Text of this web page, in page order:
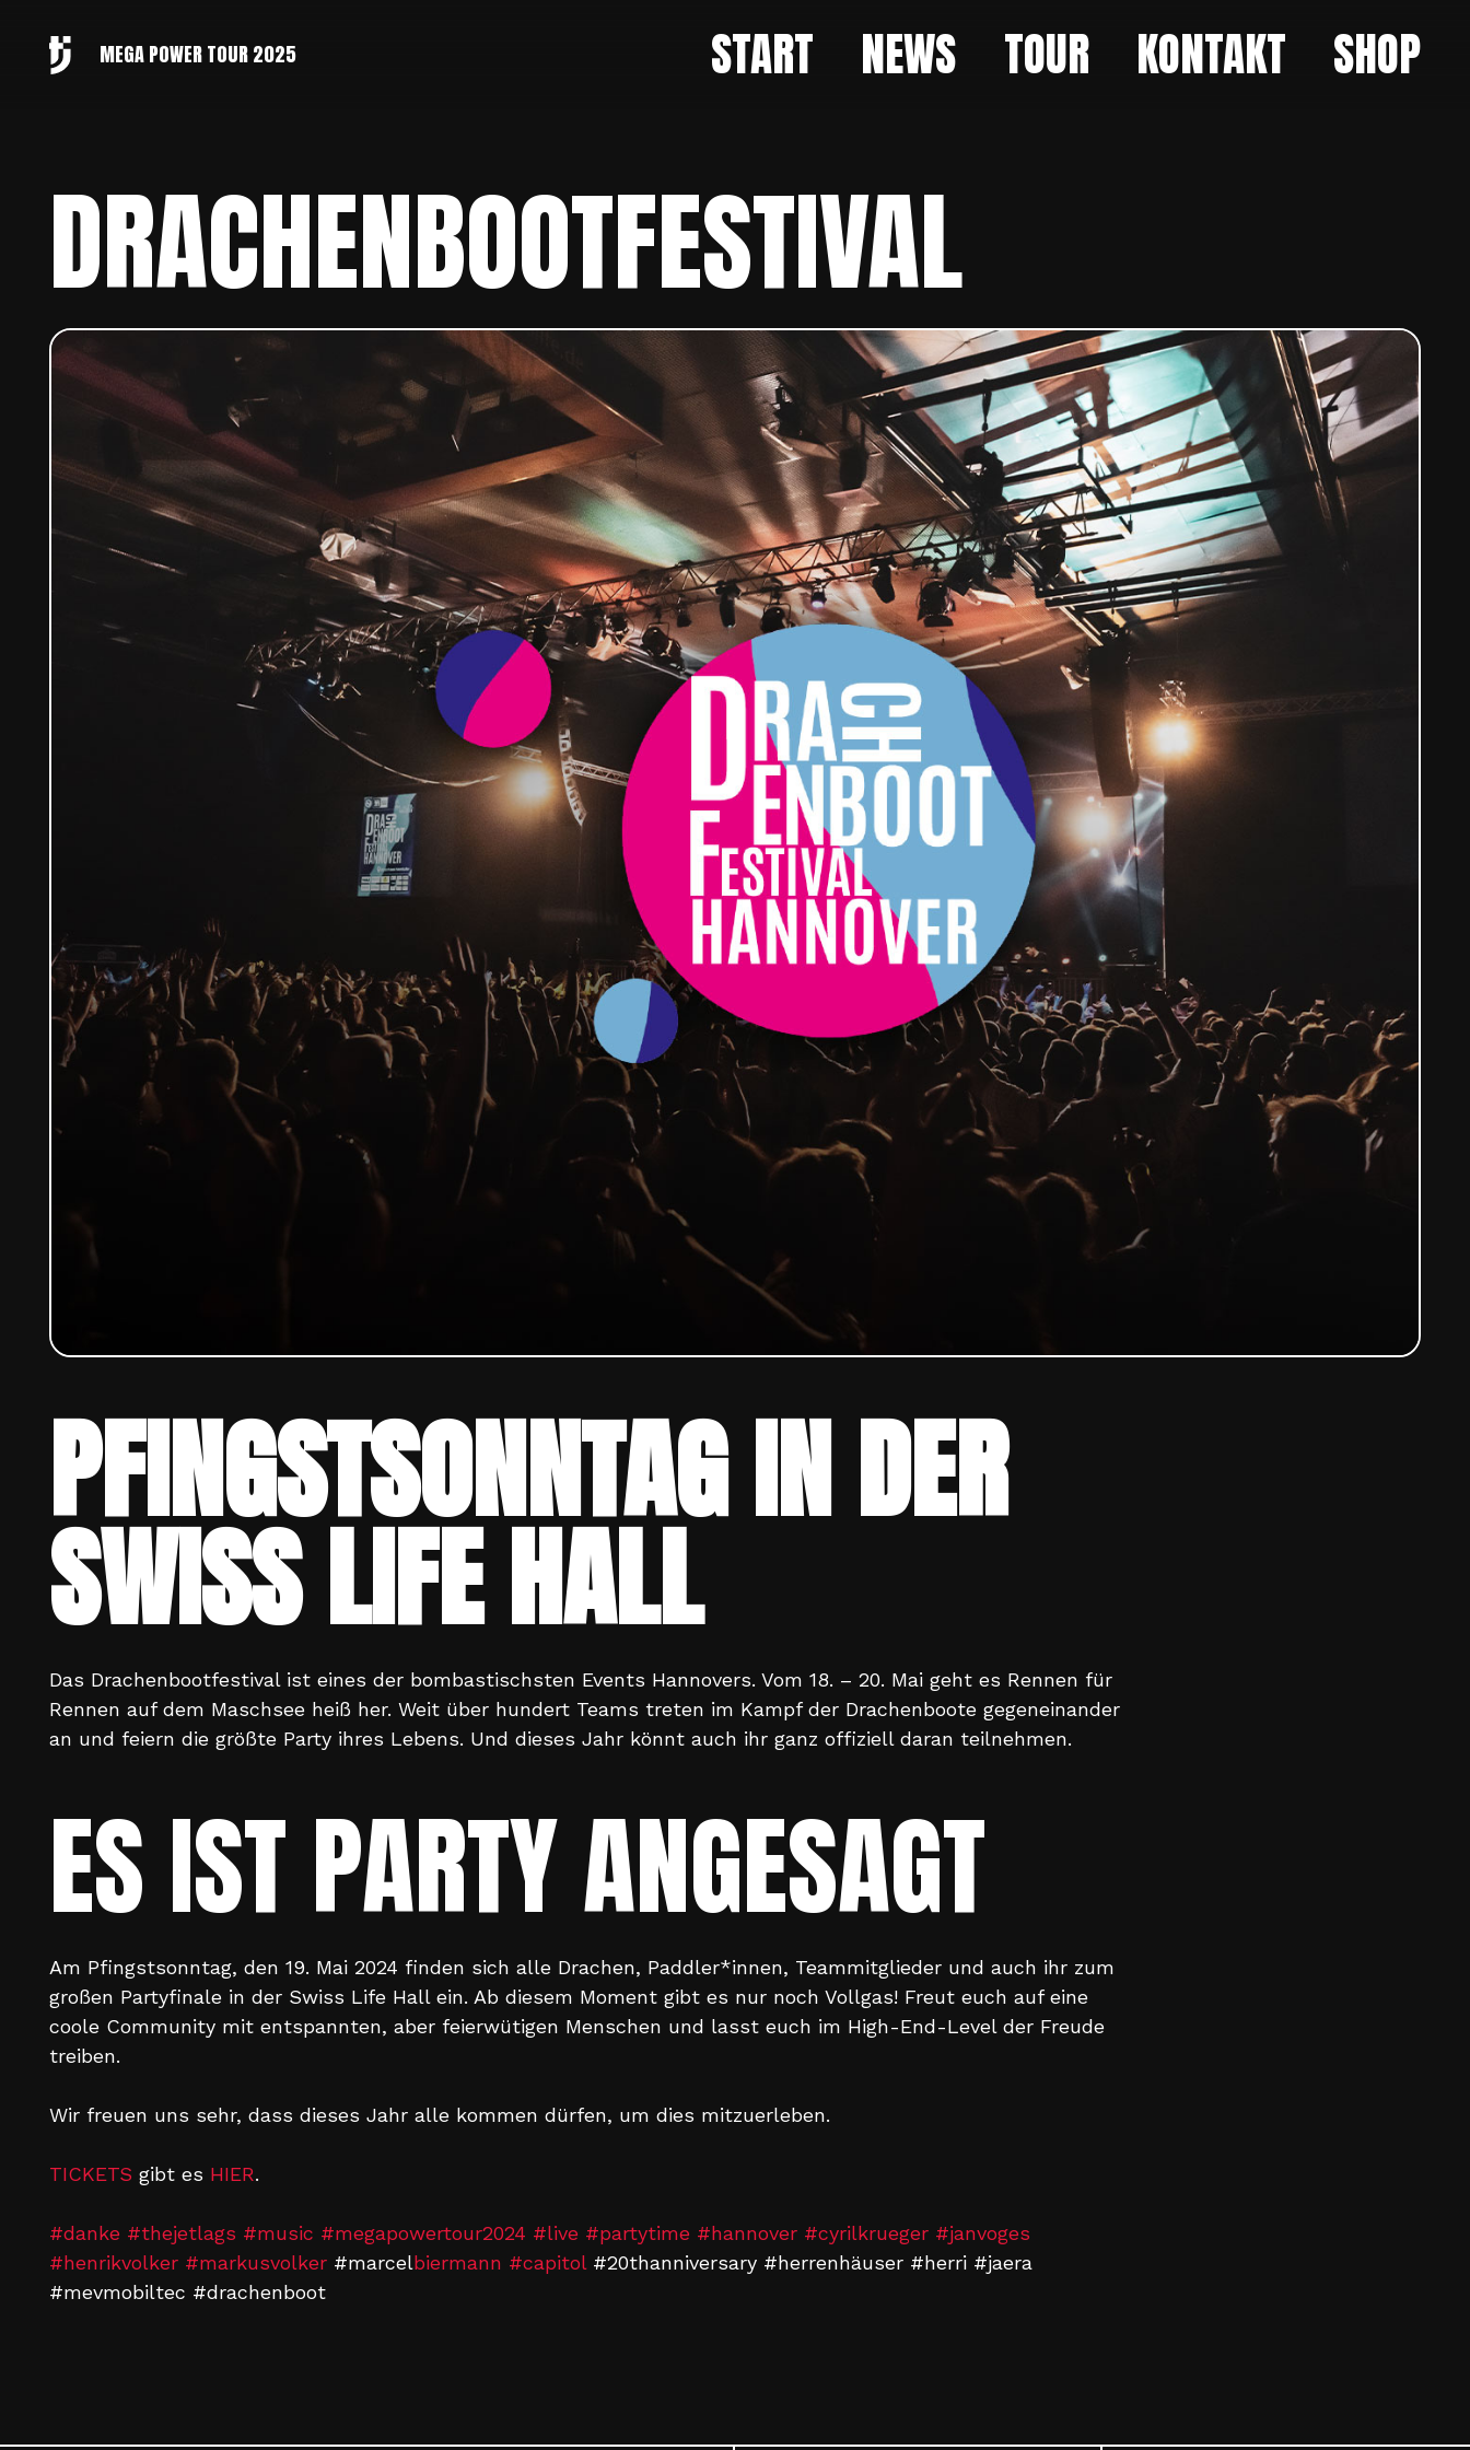
MEGA POWER TOUR 2025 START NEWS TOUR KONTAKT SHOP
DRACHENBOOTFESTIVAL
PFINGSTSONNTAG IN DER
SWISS LIFE HALL
Das Drachenbootfestival ist eines der bombastischsten Events Hannovers. Vom 18. – 20. Mai geht es Rennen für
Rennen auf dem Maschsee heiß her. Weit über hundert Teams treten im Kampf der Drachenboote gegeneinander
an und feiern die größte Party ihres Lebens. Und dieses Jahr könnt auch ihr ganz offiziell daran teilnehmen.
ES IST PARTY ANGESAGT
Am Pfingstsonntag, den 19. Mai 2024 finden sich alle Drachen, Paddler*innen, Teammitglieder und auch ihr zum
großen Partyfinale in der Swiss Life Hall ein. Ab diesem Moment gibt es nur noch Vollgas! Freut euch auf eine
coole Community mit entspannten, aber feierwütigen Menschen und lasst euch im High-End-Level der Freude
treiben.
Wir freuen uns sehr, dass dieses Jahr alle kommen dürfen, um dies mitzuerleben.
TICKETS gibt es HIER.
#danke #thejetlags #music #megapowertour2024 #live #partytime #hannover #cyrilkrueger #janvoges
#henrikvolker #markusvolker #marcelbiermann #capitol#20thanniversary #herrenhäuser #herri #jaera
#mevmobiltec #drachenboot